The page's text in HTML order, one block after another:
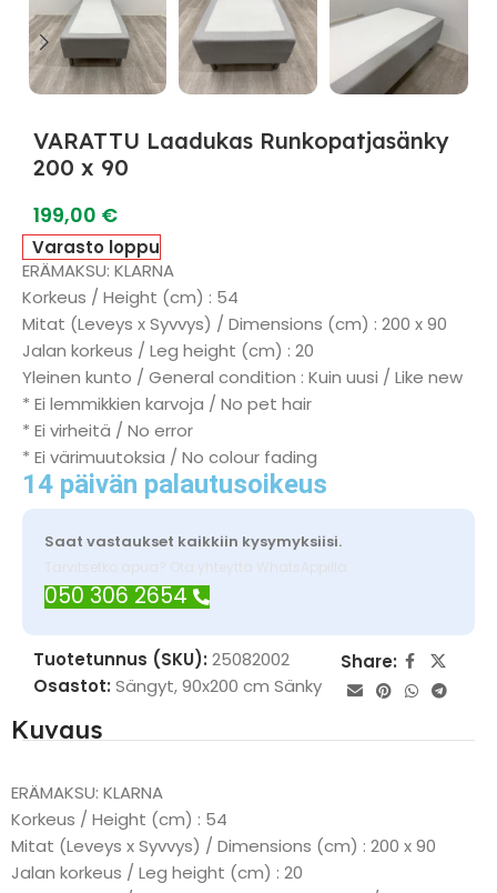
VARATTU Laadukas Runkopatjasänky
200 x 90
199,00 €
Varasto loppu
ERÄMAKSU: KLARNA
Korkeus / Height (cm) : 54
Mitat (Leveys x Syvvys) / Dimensions (cm) : 200 x 90
Jalan korkeus / Leg height (cm) : 20
Yleinen kunto / General condition : Kuin uusi / Like new
* Ei lemmikkien karvoja / No pet hair
* Ei virheitä / No error
* Ei värimuutoksia / No colour fading
14 päivän palautusoikeus
Saat vastaukset kaikkiin kysymyksiisi.
Tarvitsetko apua? Ota yhteyttä WhatsAppilla
050 306 2654
Tuotetunnus (SKU): 25082002
Osastot: Sängyt,90x200 cm Sänky
Share:
Kuvaus
ERÄMAKSU: KLARNA
Korkeus / Height (cm) : 54
Mitat (Leveys x Syvvys) / Dimensions (cm) : 200 x 90
Jalan korkeus / Leg height (cm) : 20